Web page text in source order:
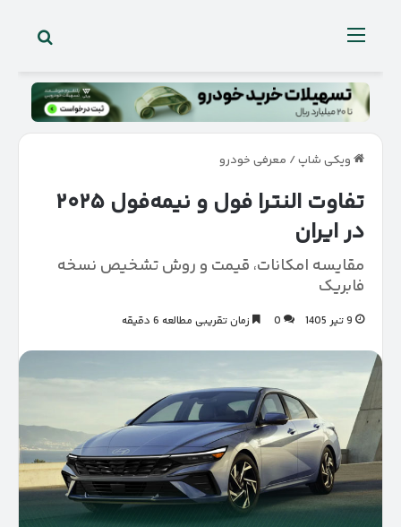
منو
ویکی شاپ/ معرفی خودرو
تفاوت النترا فول و نیمه‌فول ۲۰۲۵
در ایران
مقایسه امکانات، قیمت و روش تشخیص نسخه
فابریک
9 تیر 1405 0 زمان تقریبی مطالعه 6 دقیقه